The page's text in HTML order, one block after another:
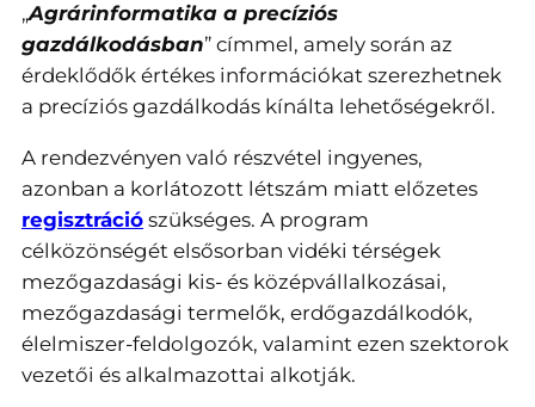
„Agrárinformatika a precíziós
gazdálkodásban” címmel, amely során az
érdeklődők értékes információkat szerezhetnek
a precíziós gazdálkodás kínálta lehetőségekről.
A rendezvényen való részvétel ingyenes,
azonban a korlátozott létszám miatt előzetes
regisztráció szükséges. A program
célközönségét elsősorban vidéki térségek
mezőgazdasági kis- és középvállalkozásai,
mezőgazdasági termelők, erdőgazdálkodók,
élelmiszer-feldolgozók, valamint ezen szektorok
vezetői és alkalmazottai alkotják.